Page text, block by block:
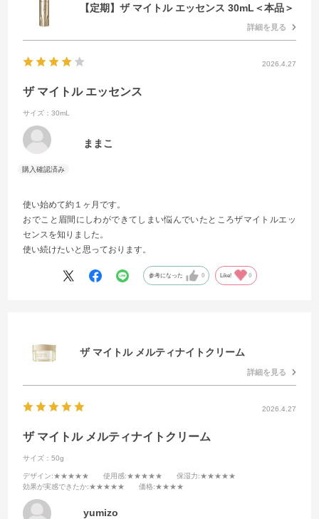
【定期】ザ マイトル エッセンス 30mL＜本品＞
詳細を見る
2026.4.27
ザ マイトル エッセンス
サイズ：30mL
ままこ
使い始めて約１ヶ月です。
おでこと眉間にしわができてしまい悩んでいたところザマイトルエッ
センスを知りました。
使い続けたいと思っております。
参考になった 0 Like! 0
ザ マイトル メルティナイトクリーム
詳細を見る
2026.4.27
ザ マイトル メルティナイトクリーム
サイズ：50g
デザイン:★★★★★ 使用感:★★★★★ 保湿力:★★★★★
効果が実感できたか:★★★★★ 価格:★★★★
yumizo